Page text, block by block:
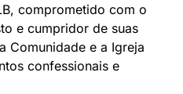
comprometido com o
e cumpridor de suas
Comunidade e a Igreja
confessionais e